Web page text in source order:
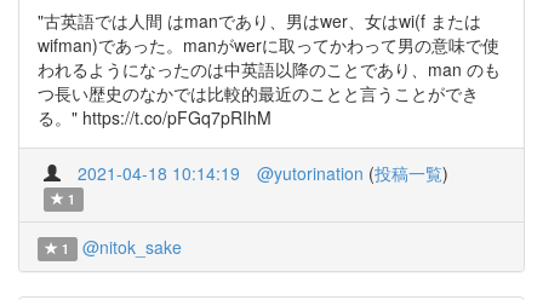
"古英語では人間 はmanであり、男はwer、女はwi(f または
wifman)であった。manがwerに取ってかわって男の意味で使
われるようになったのは中英語以降のことであり、man のも
つ長い歴史のなかでは比較的最近のことと言うことができ
る。" https://t.co/pFGq7pRIhM
2021-04-18 10:14:19 @yutorination (投稿一覧)
1
1 @nitok_sake